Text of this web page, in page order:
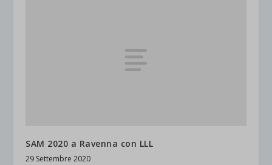
SAM 2020 a Ravenna con LLL
29 Settembre 2020